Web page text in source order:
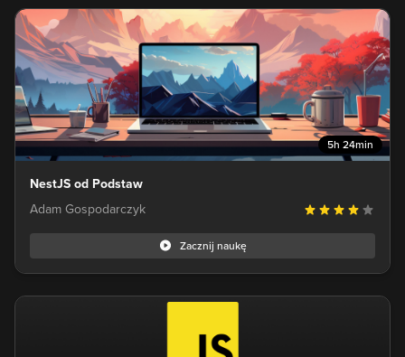
5h 24min
NestJS od Podstaw
Adam Gospodarczyk
Zacznij naukę